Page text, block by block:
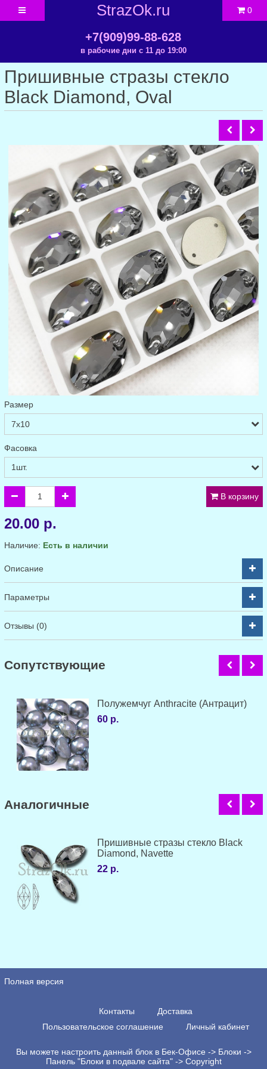
StrazOk.ru
+7(909)99-88-628
в рабочие дни с 11 до 19:00
0
Пришивные стразы стекло
Black Diamond, Oval
Размер
Фасовка
В корзину
20.00 р.
Наличие: Есть в наличии
Описание
Параметры
Отзывы (0)
Cопутствующие
Полужемчуг Anthracite (Антрацит)
60 р.
Аналогичные
Пришивные стразы стекло Black
Diamond, Navette
22 р.
Полная версия
Контакты
Доставка
Пользовательское соглашение
Личный кабинет
Вы можете настроить данный блок в Бек-Офисе -> Блоки ->
Панель "Блоки в подвале сайта" -> Copyright